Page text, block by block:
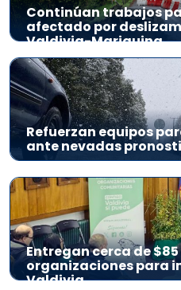
Continúan trabajos
afectado por
Valdivia-Mariquina
Refuerzan equipos
ante nevadas
Entregan cerca de
organizaciones para
Valdivia